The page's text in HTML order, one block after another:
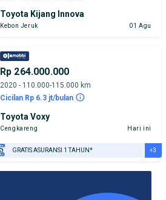
Toyota Kijang Innova
Kebon Jeruk 01 Agu
Rp 264.000.000
2020 - 110.000-115.000 km
Cicilan Rp 6.3 jt/bulan
Toyota Voxy
Cengkareng Hari ini
GRATIS ASURANSI 1 TAHUN* +3